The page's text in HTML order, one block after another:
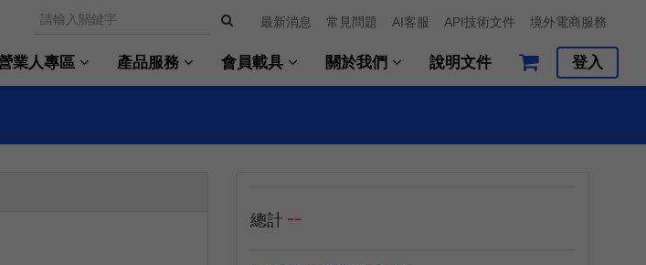
最新消息 常見問題 AI客服 API技術文件 境外電商服務
業人專區 產品服務 會員載具 關於我們 說明文件 登入
總計 --